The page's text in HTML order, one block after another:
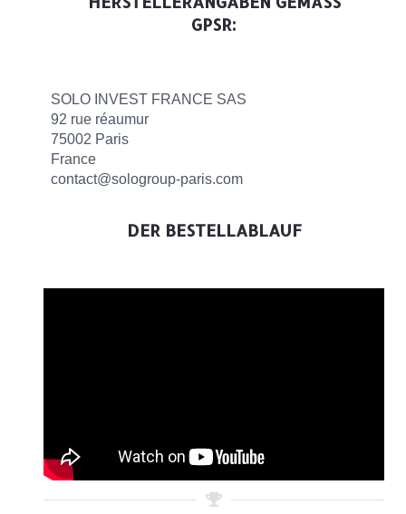
PSR:
SOLO INVEST FRANCE SAS
92 rue réaumur
75002 Paris
France
contact@sologroup-paris.com
DER BESTELLABLAUF